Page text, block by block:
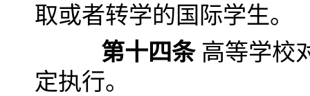
取或者转学的国际学生。
第十四条高等学校
定执行。